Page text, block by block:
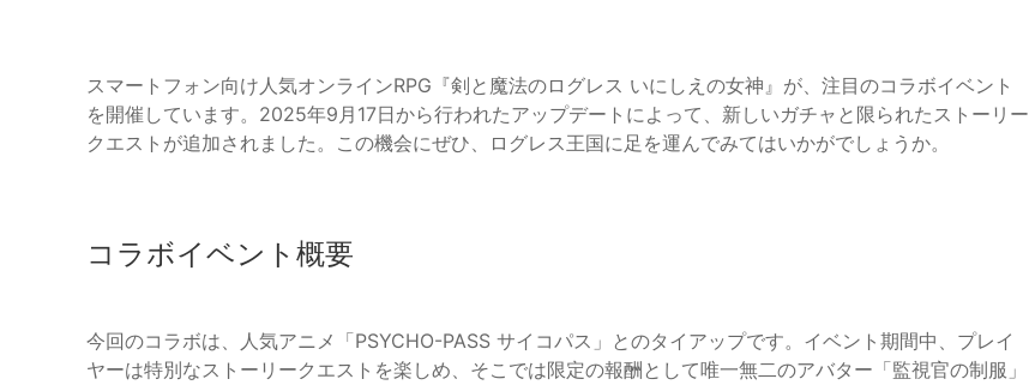
スマートフォン向け人気オンラインRPG『剣と魔法のログレス いにしえの女神』が、注目のコラボイベント
を開催しています。2025年9月17日から行われたアップデートによって、新しいガチャと限られたストーリー
クエストが追加されました。この機会にぜひ、ログレス王国に足を運んでみてはいかがでしょうか。
コラボイベント概要
今回のコラボは、人気アニメ「PSYCHO-PASS サイコパス」とのタイアップです。イベント期間中、プレイ
ヤーは特別なストーリークエストを楽しめ、そこでは限定の報酬として唯一無二のアバター「監視官の制服」